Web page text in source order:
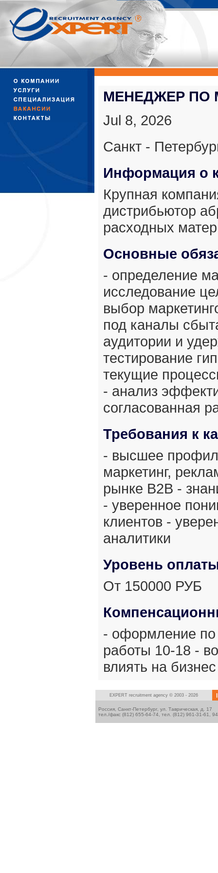
МЕНЕДЖЕР ПО
Jul 8, 2026
Санкт -
Информация о
Крупная
дистрибьютор
расходных
Основные
- определение
исследование
выбор
под каналы
аудитории и
тестирование
текущие
- анализ
согласованная
Требования к
- высшее
маркетинг,
рынке В2В -
- уверенное
клиентов -
аналитики
Уровень
От 150000 РУБ
- оформление
работы 10-18 -
влиять на
EXPERT recruitment agency © 2003 - 2026
Россия, Санкт-Петербург, ул. Таврическая, д. 17
тел./факс (812) 655-64-74, тел. (812) 961-31-61,